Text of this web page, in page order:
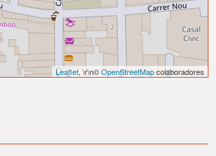
Leaflet, \r\n©OpenStreetMapcolaboradores